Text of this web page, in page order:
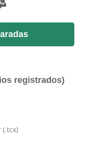
registrados)
(.tcx)